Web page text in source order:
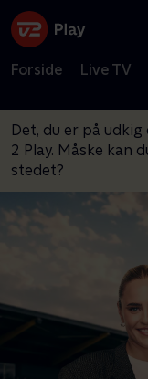
Forside Live TV
Det, du er på
2 Play. Måske kan
stedet?